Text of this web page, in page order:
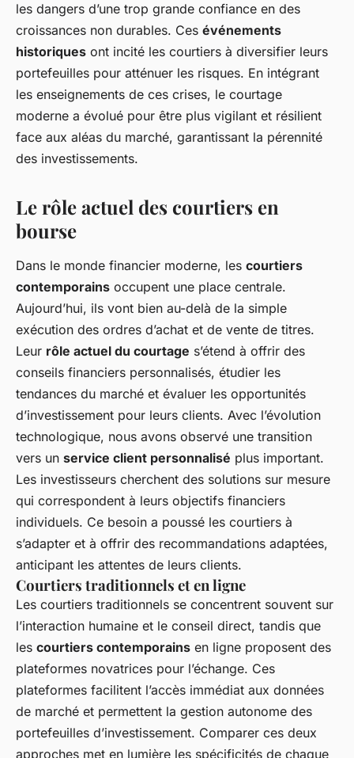
les dangers d’une trop grande confiance en des
croissances non durables. Ces événements
historiques ont incité les courtiers à diversifier leurs
portefeuilles pour atténuer les risques. En intégrant
les enseignements de ces crises, le courtage
moderne a évolué pour être plus vigilant et résilient
face aux aléas du marché, garantissant la pérennité
des investissements.
Le rôle actuel des courtiers en
bourse
Dans le monde financier moderne, les courtiers
contemporains occupent une place centrale.
Aujourd’hui, ils vont bien au-delà de la simple
exécution des ordres d’achat et de vente de titres.
Leur rôle actuel du courtage s’étend à offrir des
conseils financiers personnalisés, étudier les
tendances du marché et évaluer les opportunités
d’investissement pour leurs clients. Avec l’évolution
technologique, nous avons observé une transition
vers un service client personnalisé plus important.
Les investisseurs cherchent des solutions sur mesure
qui correspondent à leurs objectifs financiers
individuels. Ce besoin a poussé les courtiers à
s’adapter et à offrir des recommandations adaptées,
anticipant les attentes de leurs clients.
Courtiers traditionnels et en ligne
Les courtiers traditionnels se concentrent souvent sur
l’interaction humaine et le conseil direct, tandis que
les courtiers contemporains en ligne proposent des
plateformes novatrices pour l’échange. Ces
plateformes facilitent l’accès immédiat aux données
de marché et permettent la gestion autonome des
portefeuilles d’investissement. Comparer ces deux
approches met en lumière les spécificités de chaque